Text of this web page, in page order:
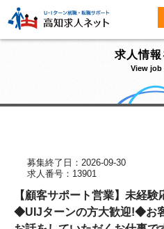
求人情報
View job
募集終了日：2026-09-30
求人番号：13901
【顧客サポート営業】未経
◆UIJターンの方大歓迎!◆お